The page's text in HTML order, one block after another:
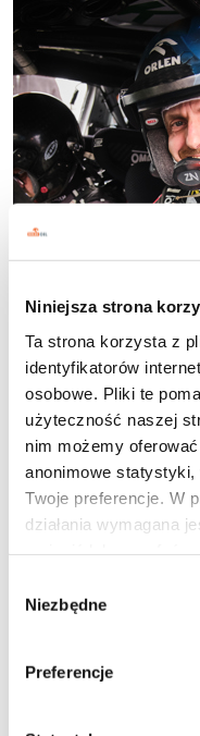
Niniejsza strona
Ta strona korzysta z
identyfikatorów
osobowe. Pliki te
użyteczność naszej
nim możemy
anonimowe
Twoje preferencje. W
działania wymagana
otworzyć w dowolnym
.
przypadku pytań lub
zgody
Niezbędne
Preferencje
Kajetan
niezawodność,
warunkach. Jego
kolejne sportowe
roli ORLEN OIL jako